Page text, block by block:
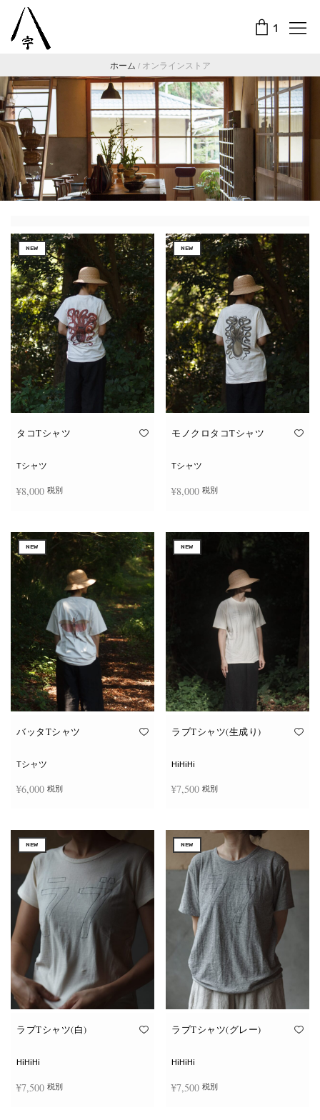
1
ホーム / オンラインストア
NEW
タコTシャツ
Tシャツ
¥8,000 税別
の
商
品
に
は
複
数
の
バ
リ
エ
ー
シ
ョ
ま
ジ
ら
選
き
ま
す
NEW
モノクロタコTシャツ
Tシャツ
¥8,000 税別
の
商
品
は
複
数
の
バ
エ
ョ
ま
オ
ジ
ら
選
択
で
き
ま
す
NEW
バッタTシャツ
Tシャツ
¥6,000 税別
の
品
に
数
の
バ
リ
エ
ー
シ
ョ
ン
が
あ
り
ま
オ
NEW
ラブTシャツ(生成り)
HiHiHi
¥7,500 税別
の
商
品
に
は
複
数
の
バ
リ
エ
ー
シ
ョ
ン
が
あ
り
ま
オ
NEW
ラブTシャツ(白)
HiHiHi
¥7,500 税別
NEW
ラブTシャツ(グレー)
HiHiHi
¥7,500 税別